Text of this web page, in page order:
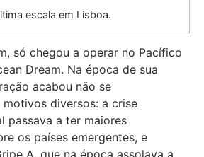
escala em Lisboa.
só chegou a operar no Pacífico
Dream. Na época de sua
acabou não se
diversos: a crise
passava a ter maiores
os países emergentes, e
A, que na época assolava a